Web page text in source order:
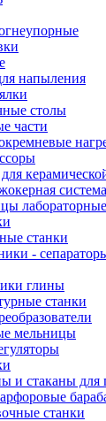
напыления
столы
части
система
лабораторные
станки
-
глины
станки
мельницы
и стаканы для
станки